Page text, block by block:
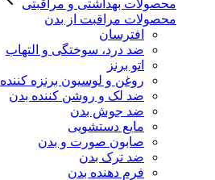
محصولات بهداشتی و مراقبتی
محصولات مراقبت از بدن
افترسان
ضد درد، سوختگی و التهاب
اتو برنز
روغن و لوسیون برنزه کننده
ضد لک و روشن کننده بدن
ضد جوش بدن
مایع دستشویی
صابون صورت و بدن
ضد ترک بدن
فرم دهنده بدن